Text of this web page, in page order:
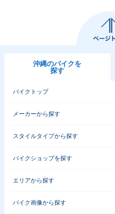
沖縄のバイクを
探す
バイクトップ
メーカーから探す
スタイルタイプから探す
バイクショップを探す
エリアから探す
バイク画像から探す